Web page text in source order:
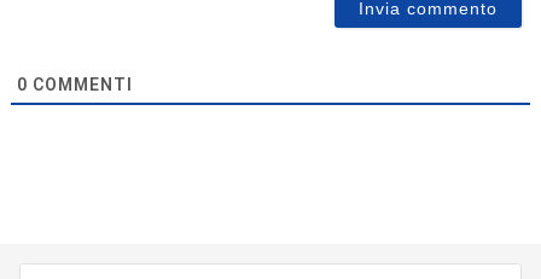
0 COMMENTI